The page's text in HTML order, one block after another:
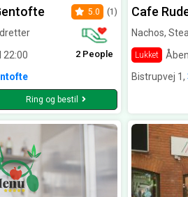
22:00
5.0 (1)
2 People
Ring og bestil
Cafe
Nachos,
Lukket
Bistrupvej 1,